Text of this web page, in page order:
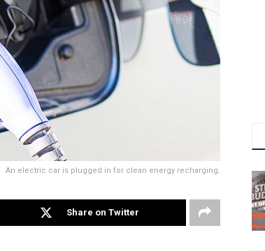
An electric car is plugged in for clean energy recharging.
Share on Twitter